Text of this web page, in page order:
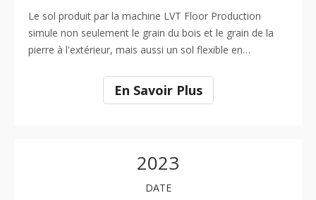
Le sol produit par la machine LVT Floor Production
simule non seulement le grain du bois et le grain de la
pierre à l'extérieur, mais aussi un sol flexible en
production de sols LVT ? Quels sont les avantages de
l'équipement de la machine de production de sols LVT ?
En Savoir Plus
2023
DATE